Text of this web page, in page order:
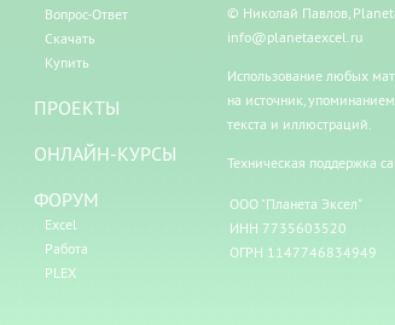
Вопрос-Ответ
Скачать
Купить
ПРОЕКТЫ
ОНЛАЙН-КУРСЫ
ФОРУМ
Excel
Работа
PLEX
© Николай Павлов,
info@planetaexcel.ru
Использование любых
на источник,
текста и иллюстраций.
Техническая поддержка
ООО "Планета Эксел"
ИНН 7735603520
ОГРН 1147746834949